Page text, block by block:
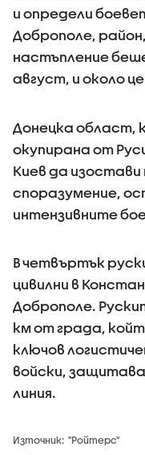
и определи
Доброполе,
настъпление
август, и около
Донецка област,
окупирана от
Киев да
споразумение,
интензивните
В четвъртък
цивилни в
Доброполе.
км от града,
ключов
войски,
линия.
Източник: "Ройтерс"